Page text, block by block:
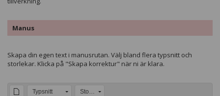
Manus
Skapa din egen text i manusrutan. Välj bland flera typsnitt och
storlekar. Klicka på "Skapa korrektur" när ni är klara.
Typsnitt Storlek